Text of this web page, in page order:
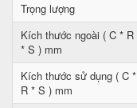
Trọng lượng
Kích thước ngoài ( C * R
* S ) mm
Kích thước sử dụng ( C *
R * S ) mm